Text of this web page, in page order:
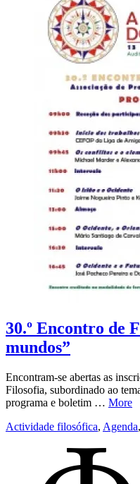
30.º Encontro de
mundos”
Encontram-se abertas as
Filosofia, subordinado ao
programa e boletim … More
Actividade filosófica, Agenda,